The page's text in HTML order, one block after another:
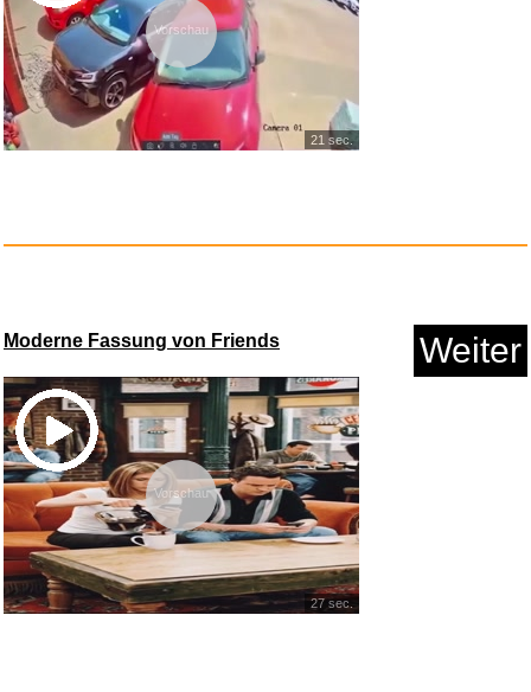
2...
Anzeige
Vorschau
21 sec.
Moderne Fassung von Friends Weiter
Vorschau
27 sec.